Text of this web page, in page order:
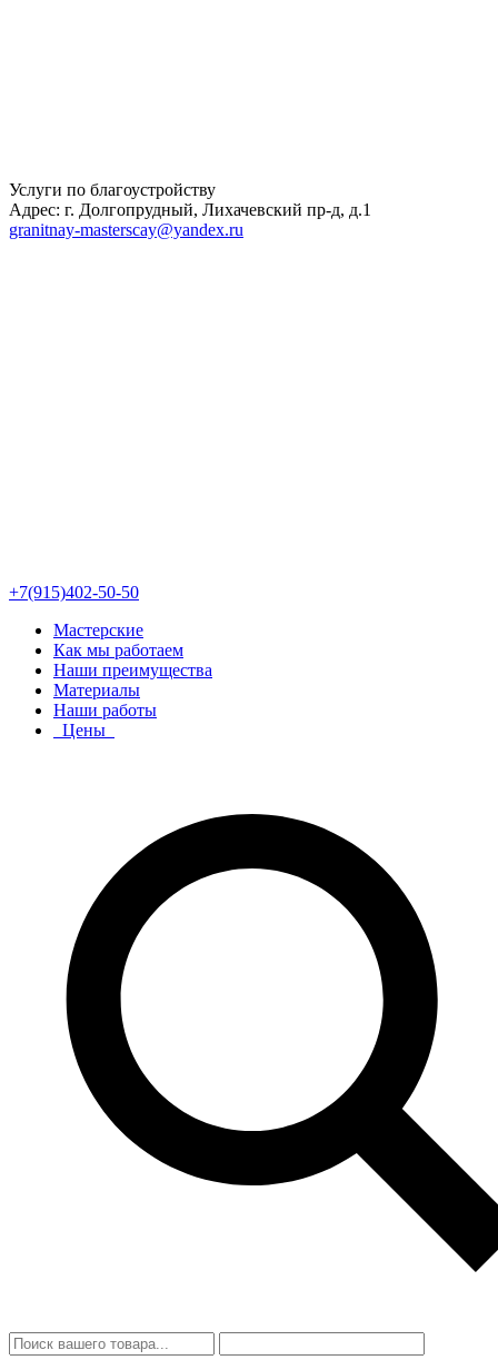
Услуги по благоустройству
Адрес: г. Долгопрудный, Лихачевский пр-д, д.1
granitnay-masterscay@yandex.ru
+7(915)402-50-50
Мастерские
Как мы работаем
Наши преимущества
Материалы
Наши работы
Цены